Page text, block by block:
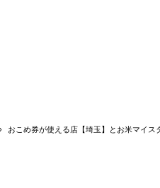
おこめ券が使える店【埼玉】とお米マイス